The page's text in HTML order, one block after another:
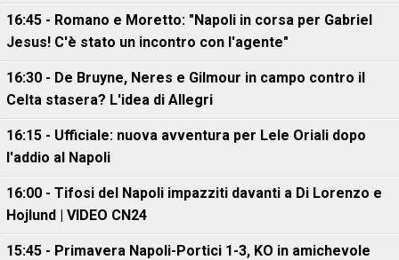
16:45 - Romano e Moretto: "Napoli in corsa per Gabriel
Jesus! C'è stato un incontro con l'agente"
16:30 - De Bruyne, Neres e Gilmour in campo contro il
Celta stasera? L'idea di Allegri
16:15 - Ufficiale: nuova avventura per Lele Oriali dopo
l'addio al Napoli
16:00 - Tifosi del Napoli impazziti davanti a Di Lorenzo e
Hojlund | VIDEO CN24
15:45 - Primavera Napoli-Portici 1-3, KO in amichevole